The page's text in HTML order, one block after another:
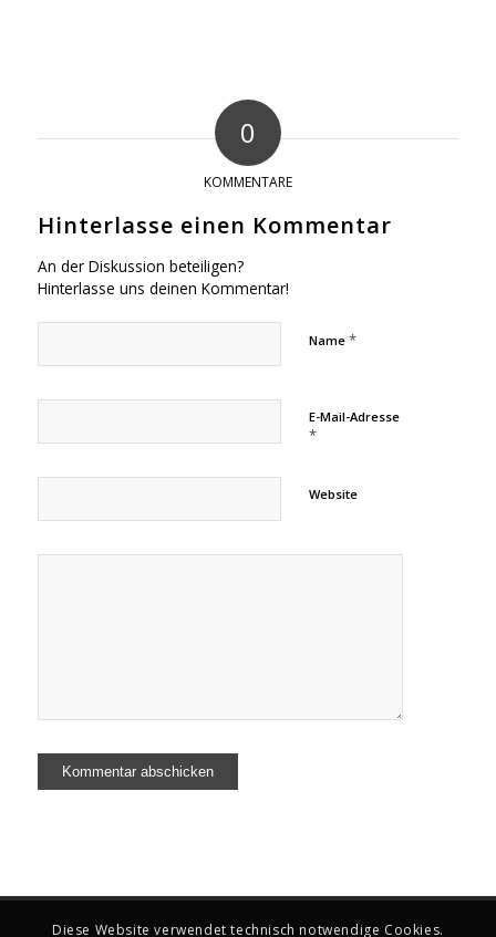
0
KOMMENTARE
Hinterlasse einen Kommentar
An der Diskussion beteiligen?
Hinterlasse uns deinen Kommentar!
Name *
E-Mail-Adresse
*
Website
Diese Website verwendet technisch notwendige Cookies.